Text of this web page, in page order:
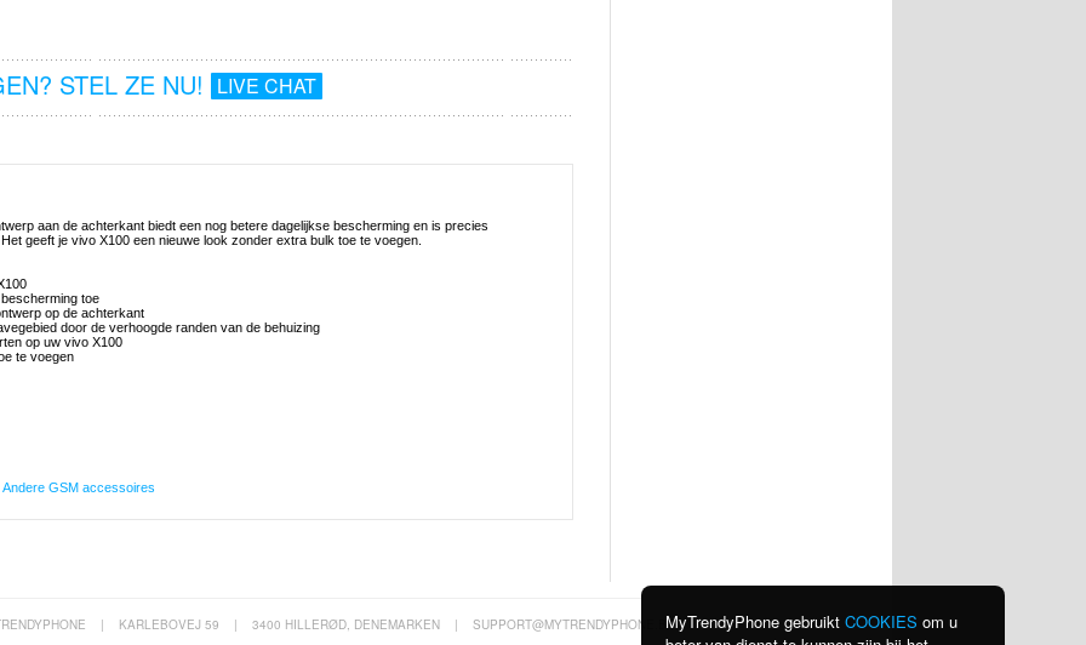
STEL ZE NU! LIVE CHAT
aan de achterkant biedt een nog betere dagelijkse bescherming en is precies
geeft je vivo X100 een nieuwe look zonder extra bulk toe te voegen.
toe
op de achterkant
door de verhoogde randen van de behuizing
op uw vivo X100
te voegen
Andere GSM accessoires
| KARLEBOVEJ 59 | 3400 HILLERØD, DENEMARKEN | SUPPORT@MYTRENDYPHONE.BEMyTrendyPhone gebruikt COOKIES om u